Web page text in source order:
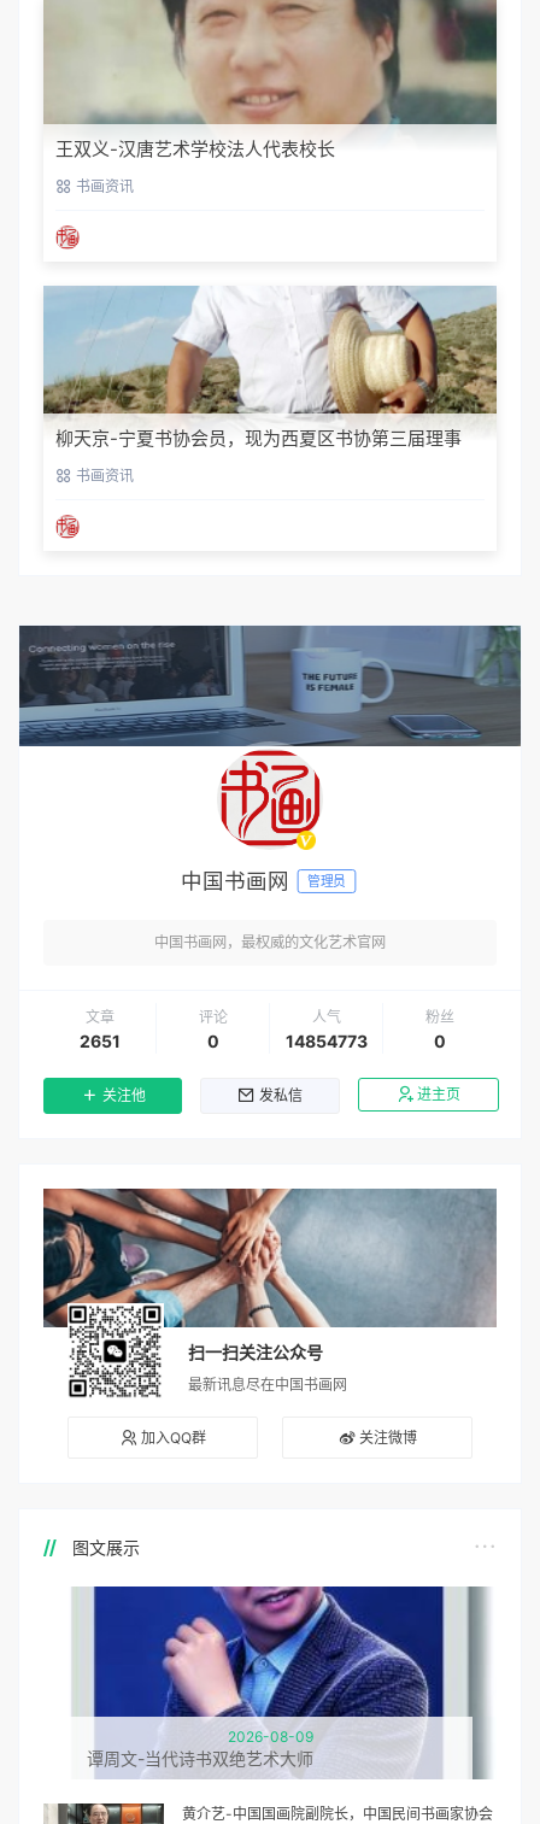
王双义-汉唐艺术学校法人代表校长
书画资讯
柳天京-宁夏书协会员，现为西夏区书协第三届理事
书画资讯
中国书画网 管理员
中国书画网，最权威的文化艺术官网
文章
2651
评论
0
人气
14854773
粉丝
0
关注他 发私信 进主页
扫一扫关注公众号
最新讯息尽在中国书画网
加入QQ群 关注微博
图文展示
2026-08-09
谭周文-当代诗书双绝艺术大师
黄介艺-中国国画院副院长，中国民间书画家协会